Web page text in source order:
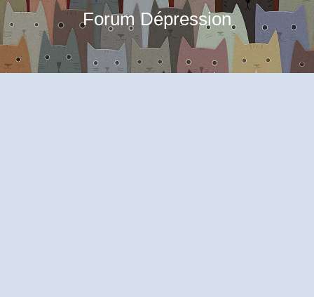
Forum Dépression